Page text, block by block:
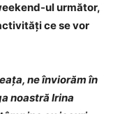
ul următor,
ce se vor
ne înviorăm în
noastră Irina